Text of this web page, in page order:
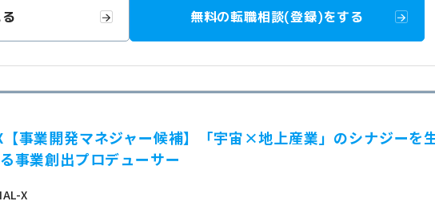
無料の転職相談(登録)をする
事業開発マネジャー候補】「宇宙×地上産業」のシナジーを
事業創出プロデューサー
X